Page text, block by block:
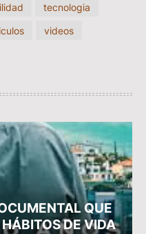
tecnologia
videos
QUE
DE VIDA